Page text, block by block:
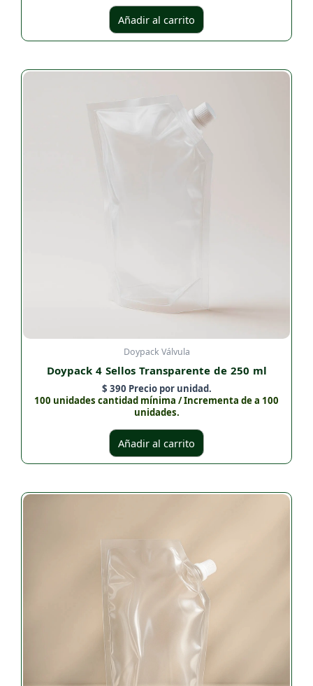
Añadir al carrito
Doypack Válvula
Doypack 4 Sellos Transparente de 250 ml
$ 390 Precio por unidad.
100 unidades cantidad mínima / Incrementa de a 100
unidades.
Añadir al carrito